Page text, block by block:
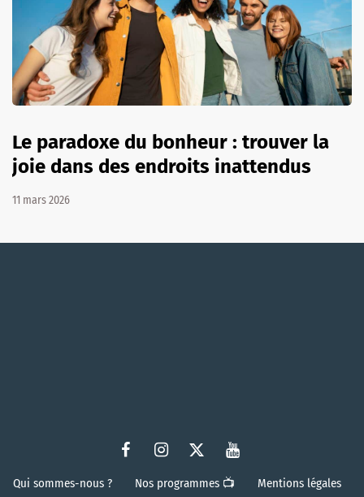
Le paradoxe du bonheur : trouver la
joie dans des endroits inattendus
11 mars 2026
Qui sommes-nous ? Nos programmes 📺
Mentions légales